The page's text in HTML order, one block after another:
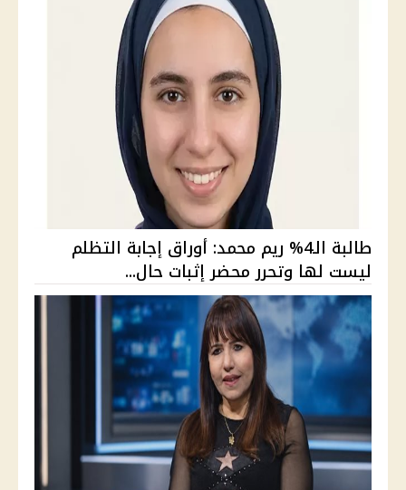
طالبة الـ4% ريم محمد: أوراق إجابة التظلم
ليست لها وتحرر محضر إثبات حال...